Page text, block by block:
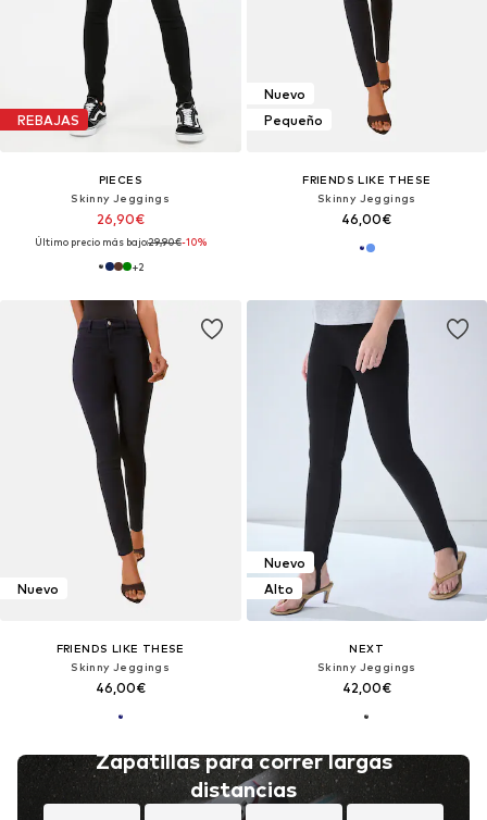
REBAJAS
PIECES
Skinny Jeggings
26,90€
Último precio más bajo:29,90€-10%
+2
Nuevo
Pequeño
FRIENDS LIKE THESE
Skinny Jeggings
46,00€
Nuevo
FRIENDS LIKE THESE
Skinny Jeggings
46,00€
Zapatillas para correr largas
distancias
Nuevo
Alto
NEXT
Skinny Jeggings
42,00€